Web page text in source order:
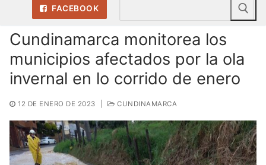
FACEBOOK
Cundinamarca monitorea los
municipios afectados por la ola
invernal en lo corrido de enero
12 DE ENERO DE 2023 CUNDINAMARCA